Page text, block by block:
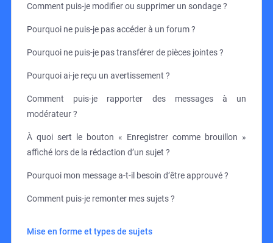
Comment puis-je modifier ou supprimer un sondage ?
Pourquoi ne puis-je pas accéder à un forum ?
Pourquoi ne puis-je pas transférer de pièces jointes ?
Pourquoi ai-je reçu un avertissement ?
Comment puis-je rapporter des messages à un
modérateur ?
À quoi sert le bouton « Enregistrer comme brouillon »
affiché lors de la rédaction d’un sujet ?
Pourquoi mon message a-t-il besoin d’être approuvé ?
Comment puis-je remonter mes sujets ?
Mise en forme et types de sujets